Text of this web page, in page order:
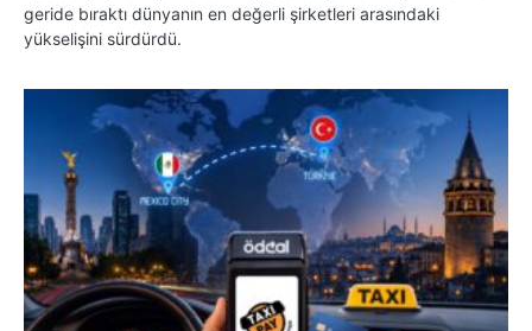
geride bıraktı dünyanın en değerli şirketleri arasındaki
yükselişini sürdürdü.